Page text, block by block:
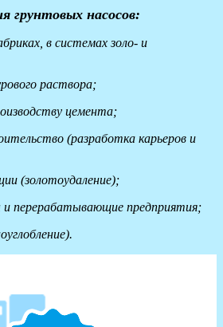
грунтовых насосов:
в системах золо- и
раствора;
цемента;
(разработка карьеров и
(золотоудаление);
перерабатывающие предприятия;